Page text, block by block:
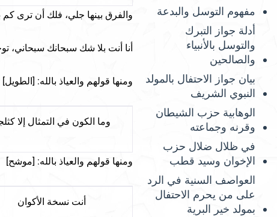
مفهوم التوسل والبدعة
أدلة جواز التبرك
والتوسل بالأنبياء
والصالحين
بيان جواز الاحتفال بالمولد
النبوي الشريف
الوهابية حزب الشيطان
وقرنه وجماعته
في ظلال ضلال حزب
الإخوان وسيد قطب
العواصف السنية في الرد
على من يحرم الاحتفال
بمولد خير البرية
والفرق بينها جلي، فلك أن ترى كم
أنا أنت بلا شك سبحانك سبحاني،
ومنها قولهم والعياذ بالله: [الطويل]
وما الكون في التمثال إلا
ومنها قولهم والعياذ بالله: [موشح]
أنت نسخة الأكوان